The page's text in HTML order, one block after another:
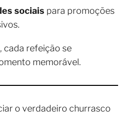
sociais para promoções
cada refeição se
memorável.
o verdadeiro churrasco